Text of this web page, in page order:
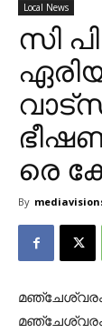
Local News
സി
രെ
By
മഞ്ചേശ്വരം